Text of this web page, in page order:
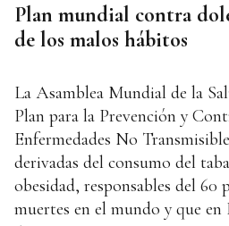
Plan mundial contra
de los malos hábitos
La Asamblea Mundial de la
Plan para la Prevención y
Enfermedades No
derivadas del consumo del
obesidad, responsables del 60
muertes en el mundo y que